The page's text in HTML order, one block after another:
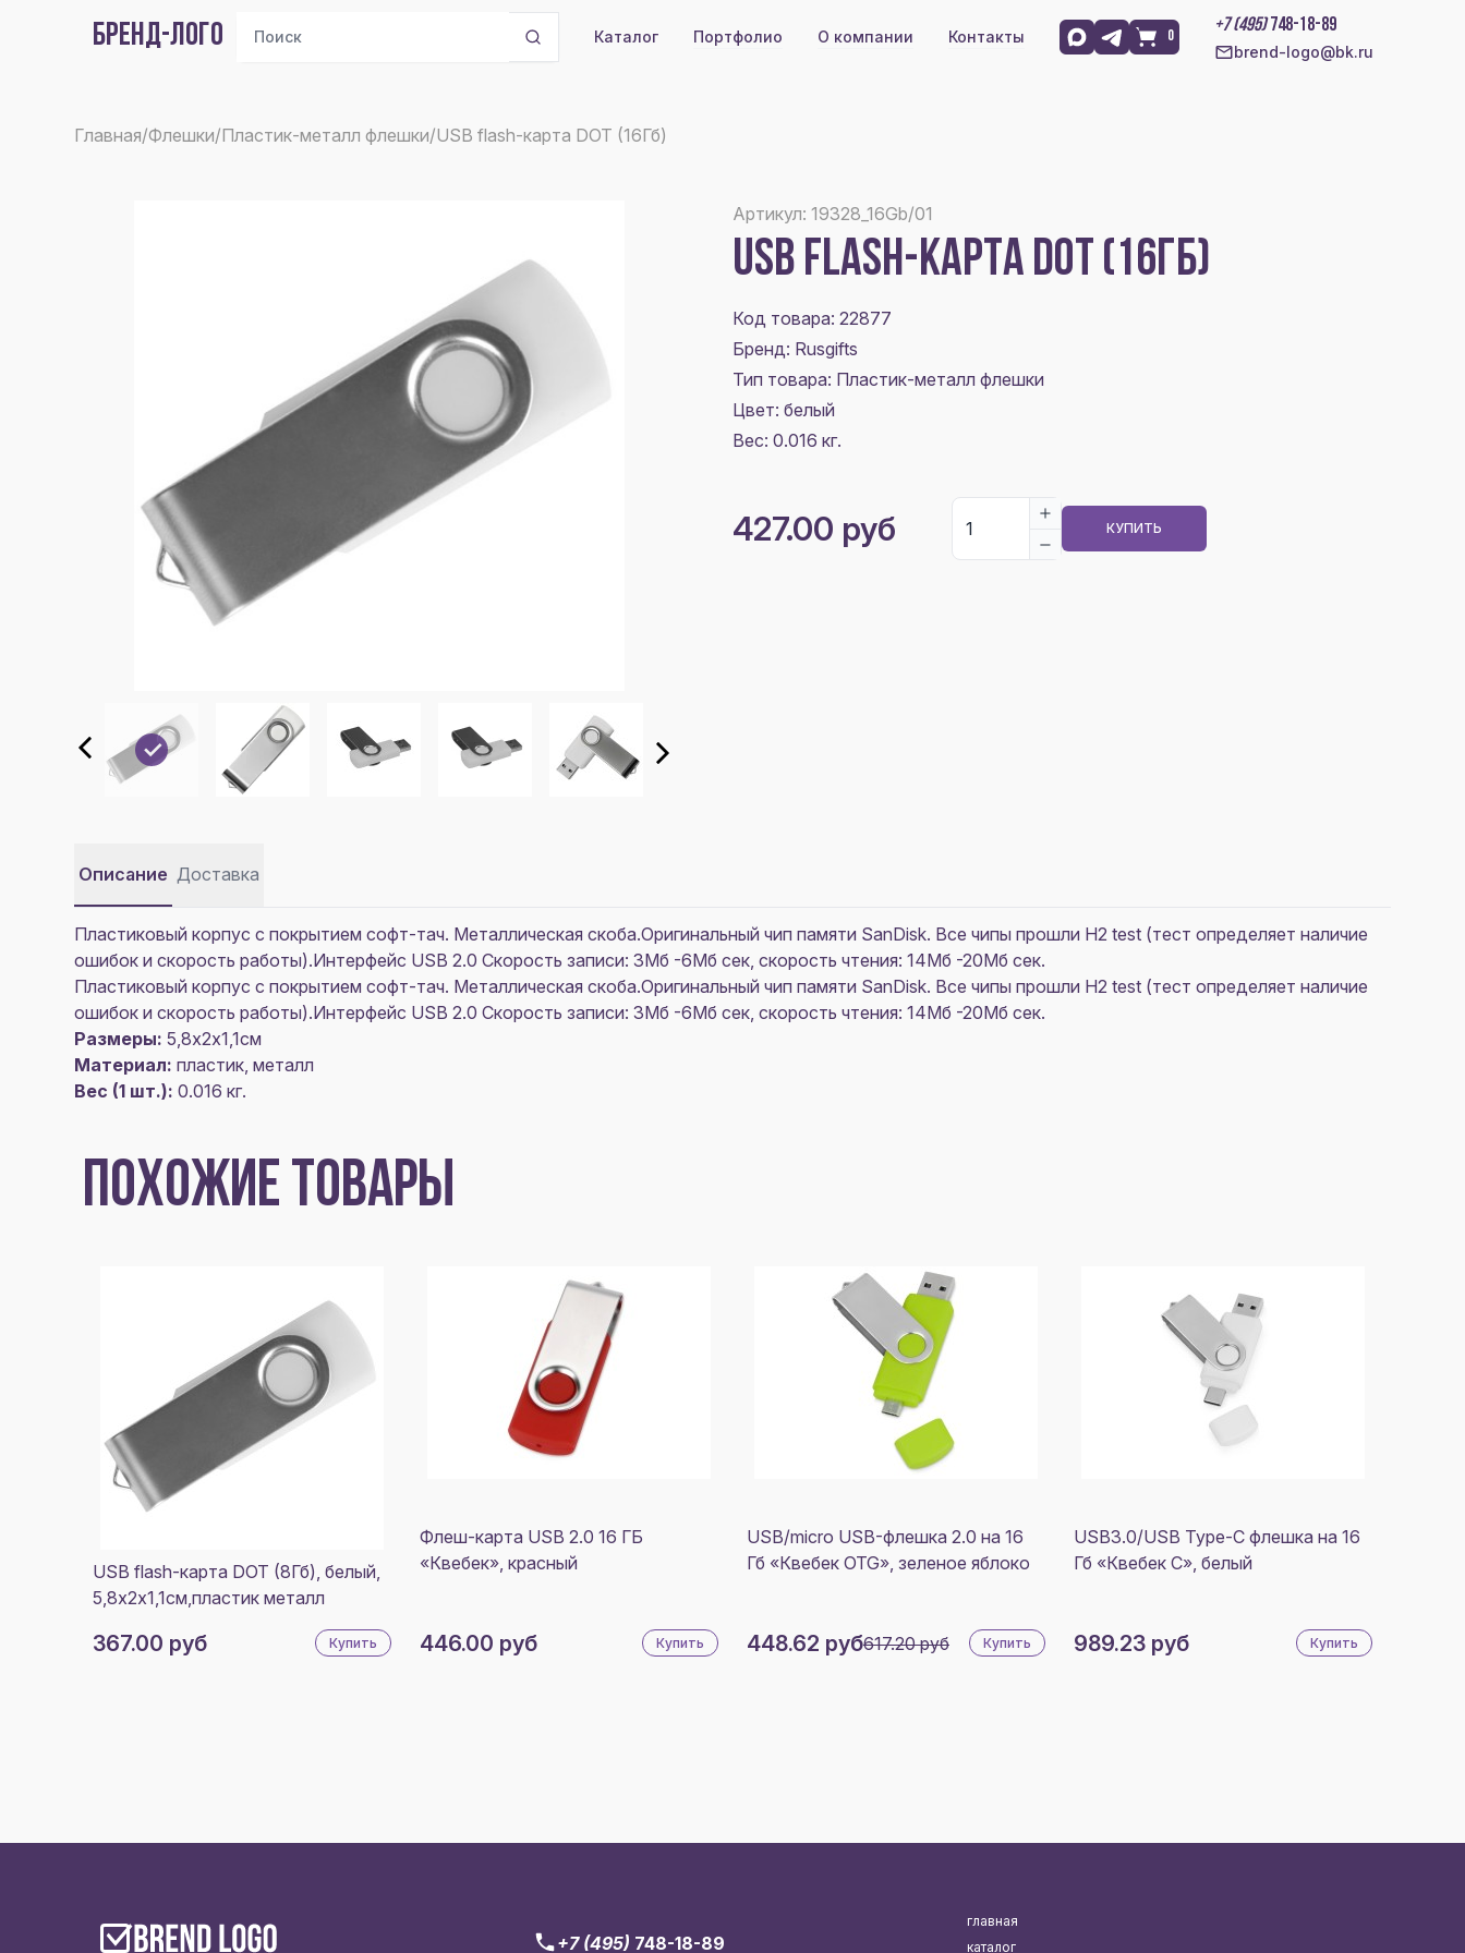
БРЕНД-ЛОГО Каталог Портфолио О компании Контакты 0
+7 (495)748-18-89
brend-logo@bk.ru
Главная/Флешки/Пластик-металл флешки/USB flash-карта DOT (16Гб)
Артикул: 19328_16Gb/01
USB FLASH-КАРТА DOT (16ГБ)
Код товара: 22877
Бренд: Rusgifts
Тип товара: Пластик-металл флешки
Цвет: белый
Вес: 0.016 кг.
427.00 руб КУПИТЬ
Описание Доставка
Пластиковый корпус с покрытием софт-тач. Металлическая скоба.Оригинальный чип памяти SanDisk. Все чипы прошли H2 test (тест определяет наличие
ошибок и скорость работы).Интерфейс USB 2.0 Скорость записи: 3Mб -6Mб сек, скорость чтения: 14Mб -20Mб сек.
Пластиковый корпус с покрытием софт-тач. Металлическая скоба.Оригинальный чип памяти SanDisk. Все чипы прошли H2 test (тест определяет наличие
ошибок и скорость работы).Интерфейс USB 2.0 Скорость записи: 3Mб -6Mб сек, скорость чтения: 14Mб -20Mб сек.
Размеры: 5,8х2х1,1см
Материал: пластик, металл
Вес (1 шт.): 0.016 кг.
ПОХОЖИЕ ТОВАРЫ
USB flash-карта DOT (8Гб), белый,
5,8х2х1,1см,пластик металл
367.00 руб Купить
Флеш-карта USB 2.0 16 ГБ
«Квебек», красный
446.00 руб Купить
USB/micro USB-флешка 2.0 на 16
Гб «Квебек OTG», зеленое яблоко
448.62 руб617.20 руб Купить
USB3.0/USB Type-C флешка на 16
Гб «Квебек C», белый
989.23 руб Купить
+7 (495) 748-18-89
главная
каталог